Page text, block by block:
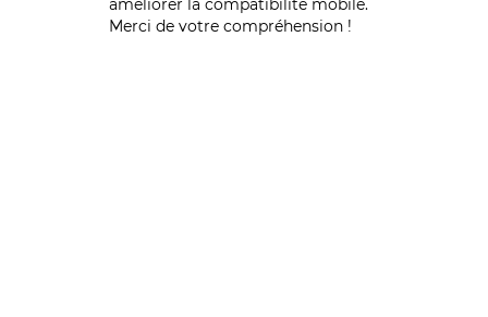
améliorer la compatibilité mobile.
Merci de votre compréhension !